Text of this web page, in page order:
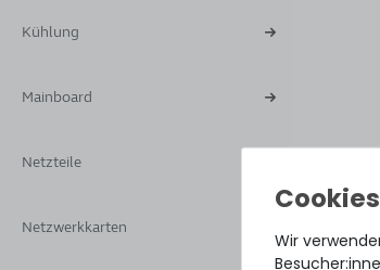
Kühlung
Mainboard
Netzteile
Netzwerkkarten
Wir